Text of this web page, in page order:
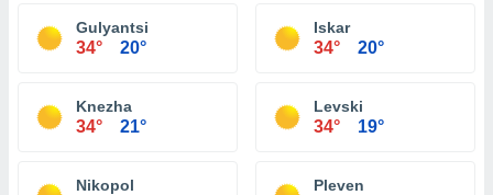
Gulyantsi
34° 20°
Iskar
34° 20°
Knezha
34° 21°
Levski
34° 19°
Nikopol Pleven